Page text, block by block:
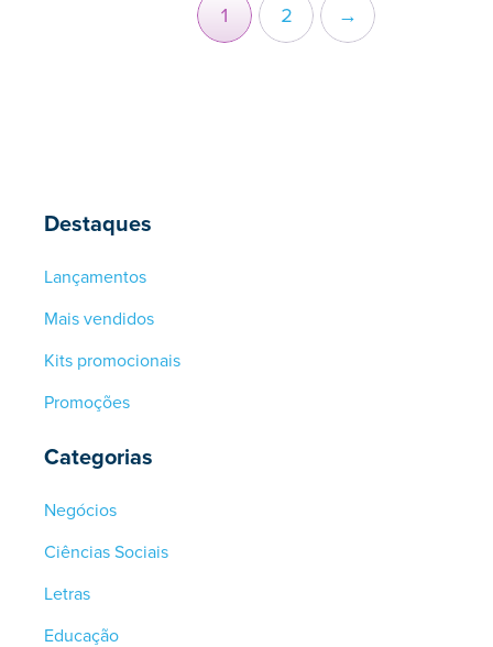
Destaques
Lançamentos
Mais vendidos
Kits promocionais
Promoções
Categorias
Negócios
Ciências Sociais
Letras
Educação
1 2 →